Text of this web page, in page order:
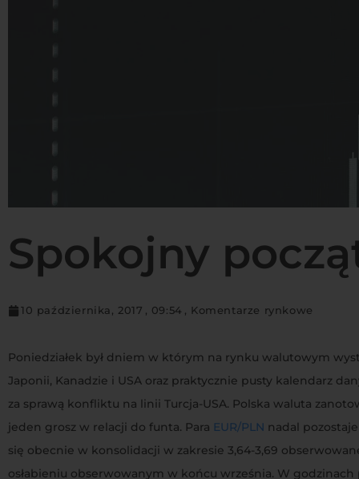
Spokojny
10 października, 2017 , 09:54 , Komentarze rynkowe
Poniedziałek był dniem w którym na rynku walutowym
Japonii, Kanadzie i USA oraz praktycznie pusty kalendarz
za sprawą konfliktu na linii Turcja-USA. Polska waluta
jeden grosz w relacji do funta. Para EUR/PLN nadal
się obecnie w konsolidacji w zakresie 3,64-3,69
osłabieniu obserwowanym w końcu września. W